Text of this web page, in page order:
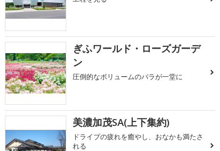
ぎふワールド・ローズガーデ
ン
圧倒的なボリュームのバラが一堂に
美濃加茂SA(上下集約)
ドライブの疲れを癒やし、おなかも満たさ
れる